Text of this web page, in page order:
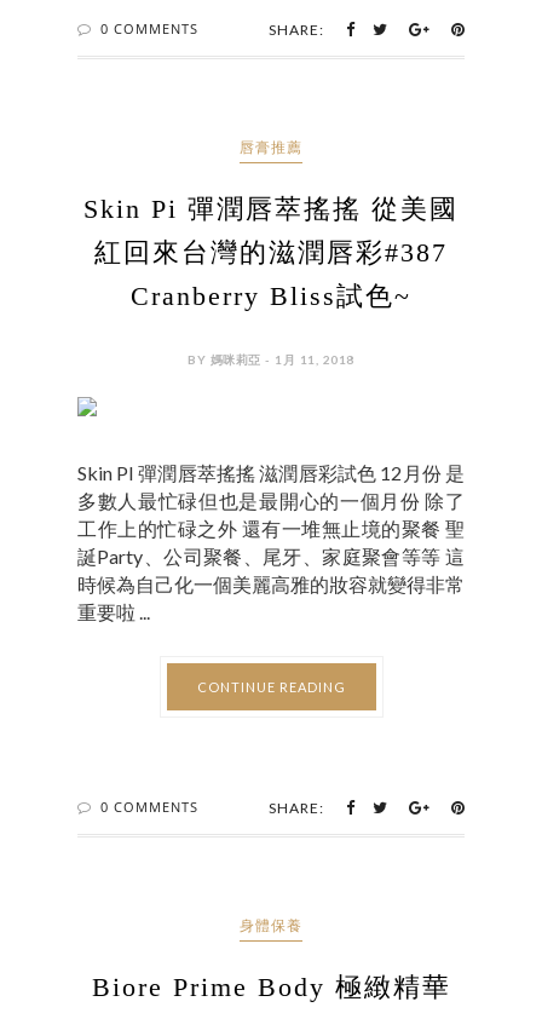
0 COMMENTS SHARE:
唇膏推薦
Skin Pi 彈潤唇萃搖搖 從美國
紅回來台灣的滋潤唇彩#387
Cranberry Bliss試色~
BY 媽咪莉亞 - 1月 11, 2018
Skin PI 彈潤唇萃搖搖 滋潤唇彩試色 12月份 是
多數人最忙碌但也是最開心的一個月份 除了
工作上的忙碌之外 還有一堆無止境的聚餐 聖
誕Party、公司聚餐、尾牙、家庭聚會等等 這
時候為自己化一個美麗高雅的妝容就變得非常
重要啦 ...
CONTINUE READING
0 COMMENTS SHARE:
身體保養
Biore Prime Body 極緻精華